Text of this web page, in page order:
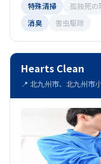
特殊清掃
孤独死の
消臭
害虫駆除
Hearts Clean
📍 北九州市、北九州市